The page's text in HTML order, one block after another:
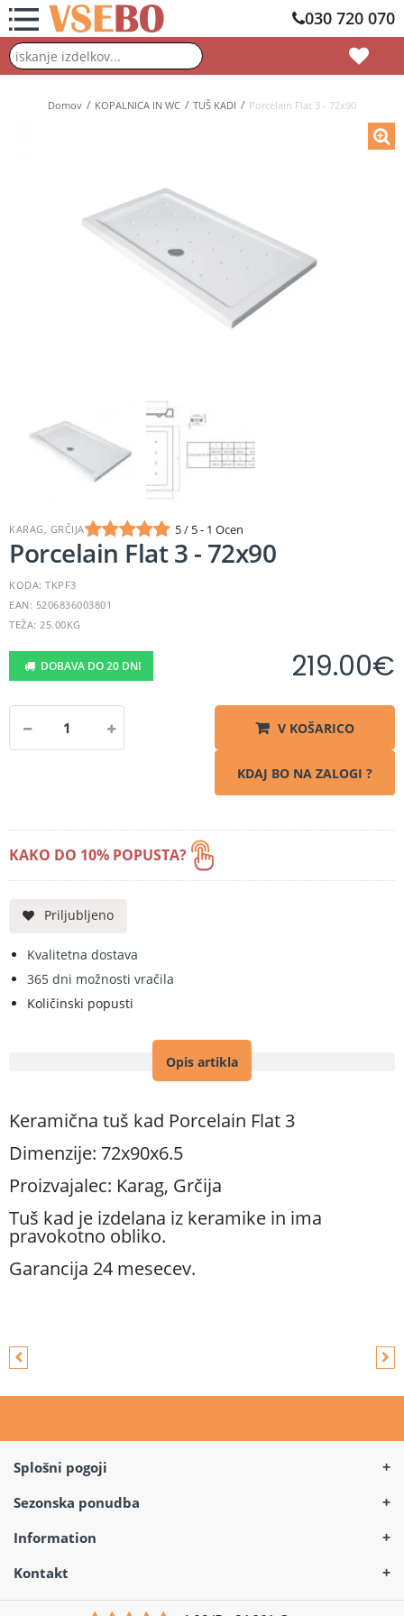
030 720 070
Domov KOPALNICA IN WC TUŠ KADI Porcelain Flat 3 - 72x90
KARAG, GRČIJA 5 / 5 - 1 Ocen
Porcelain Flat 3 - 72x90
KODA: TKPF3
EAN: 5206836003801
TEŽA: 25.00KG
DOBAVA DO 20 DNI 219.00€
V KOŠARICO
KDAJ BO NA ZALOGI ?
KAKO DO 10% POPUSTA?
Priljubljeno
Kvalitetna dostava
365 dni možnosti vračila
Količinski popusti
Opis artikla
Keramična tuš kad Porcelain Flat 3
Dimenzije: 72x90x6.5
Proizvajalec: Karag, Grčija
Tuš kad je izdelana iz keramike in ima
pravokotno obliko.
Garancija 24 mesecev.
Splošni pogoji
Plačila / Dostava
Vračila
Osebni podatki
Sezonska ponudba
LED ogledala
Information
O nas
Kontakt
Prušnikova ulica 89,